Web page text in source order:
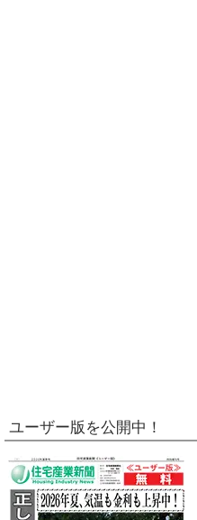
ユーザー版を公開中！